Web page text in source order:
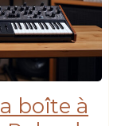
boîte à